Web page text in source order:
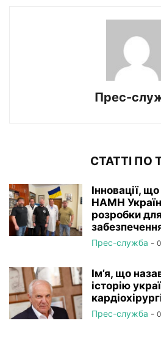
Прес-
СТАТТІ ПО
Інновації,
НАМН
розробки
Прес-служба -
Ім’я, що
історію
Прес-служба -